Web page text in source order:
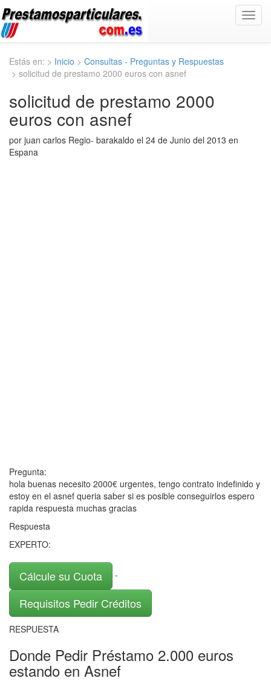
Estás en: > Inicio > Consultas - Preguntas y Respuestas
> solicitud de prestamo 2000 euros con asnef
solicitud de prestamo 2000
euros con asnef
por juan carlos Regio- barakaldo el 24 de Junio del 2013 en
Espana
Pregunta:
hola buenas necesito 2000€ urgentes, tengo contrato indefinido y
estoy en el asnef queria saber si es posible conseguirlos espero
rapida respuesta muchas gracias
Respuesta
EXPERTO:
Cálcule su Cuota -
Requisitos Pedir Créditos
RESPUESTA
Donde Pedir Préstamo 2.000 euros
estando en Asnef